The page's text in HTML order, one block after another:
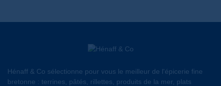
Hénaff & Co sélectionne pour vous le meilleur de l'épicerie fine
bretonne : terrines, pâtés, rillettes, produits de la mer, plats